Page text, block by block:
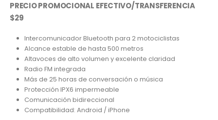
PRECIO PROMOCIONAL EFECTIVO/TRANSFERENCIA
$29
Intercomunicador Bluetooth para 2 motociclistas
Alcance estable de hasta 500 metros
Altavoces de alto volumen y excelente claridad
Radio FM integrada
Más de 25 horas de conversación o música
Protección IPX6 impermeable
Comunicación bidireccional
Compatibilidad: Android / iPhone